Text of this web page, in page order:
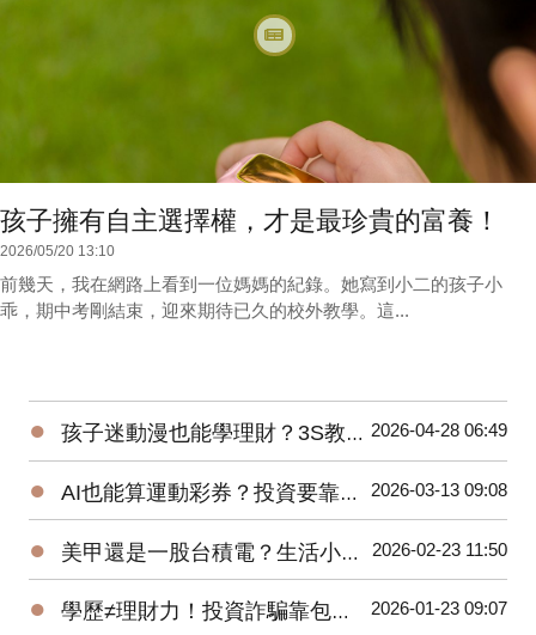
孩子擁有自主選擇權，才是最珍貴的富養！
2026/05/20 13:10
前幾天，我在網路上看到一位媽媽的紀錄。她寫到小二的孩子小
乖，期中考剛結束，迎來期待已久的校外教學。這...
● 孩子迷動漫也能學理財？3S教育超簡單！ 2026-04-28 06:49
● AI也能算運動彩券？投資要靠數據而非單憑直覺！ 2026-03-13 09:08
● 美甲還是一股台積電？生活小選擇，培養孩子金錢觀！ 2026-02-23 11:50
● 學歷≠理財力！投資詐騙靠包裝取信，巴菲特推崇長期紀律！ 2026-01-23 09:07